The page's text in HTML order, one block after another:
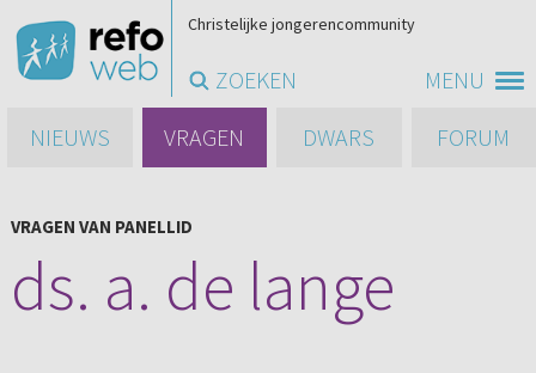
MENU
Christelijke jongerencommunity
ZOEKEN
NIEUWS
VRAGEN DWARS FORUM
VRAGEN VAN PANELLID
ds. a. de lange